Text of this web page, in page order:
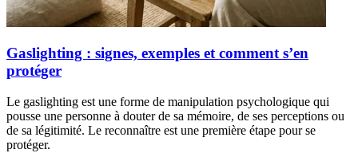
Gaslighting : signes, exemples et comment s’en
protéger
Le gaslighting est une forme de manipulation psychologique qui
pousse une personne à douter de sa mémoire, de ses perceptions ou
de sa légitimité. Le reconnaître est une première étape pour se
protéger.